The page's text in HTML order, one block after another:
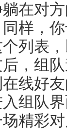
在对
样，
列表
，组
线好
组队
精彩